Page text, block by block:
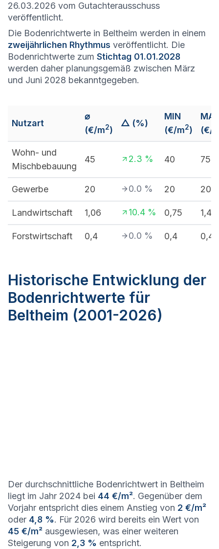
26.03.2026 vom Gutachterausschuss
veröffentlicht.
Die Bodenrichtwerte in Beltheim werden in einem
zweijährlichen Rhythmus veröffentlicht. Die
Bodenrichtwerte zum Stichtag 01.01.2028
werden daher planungsgemäß zwischen März
und Juni 2028 bekanntgegeben.
Nutzart
⌀
(€/m2)
△ (%)
MIN
(€/m2)
(€/
Wohn- und
Mischbebauung
45 2.3 % 40 75
Gewerbe 20 0.0 % 20 20
Landwirtschaft 1,06 10.4 % 0,75 1,4
Forstwirtschaft 0,4 0.0 % 0,4 0,4
Historische Entwicklung der
Bodenrichtwerte für
Beltheim (2001-2026)
Der durchschnittliche Bodenrichtwert in Beltheim
liegt im Jahr 2024 bei 44 €/m². Gegenüber dem
Vorjahr entspricht dies einem Anstieg von 2 €/m²
oder 4,8 %. Für 2026 wird bereits ein Wert von
45 €/m² ausgewiesen, was einer weiteren
Steigerung von 2,3 % entspricht.